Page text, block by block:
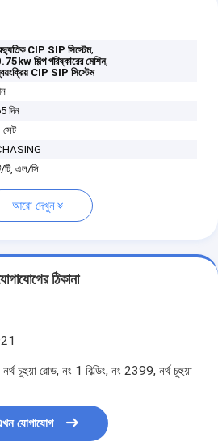
CIP SIP সিস্টেম,
শিল্প পরিষ্কারের মেশিন,
CIP SIP সিস্টেম
দিন
সেট
টি, এল/সি
আরো দেখুন
ঠিকানা
চুহুয়া রোড, নং 1 বিল্ডিং, নং 2399, নর্থ চুহুয়া
যোগাযোগ